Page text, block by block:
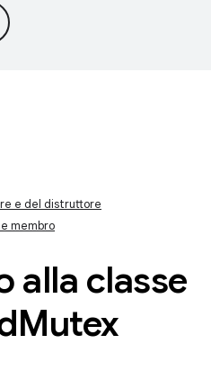
e del distruttore
membro
alla classe
Mutex